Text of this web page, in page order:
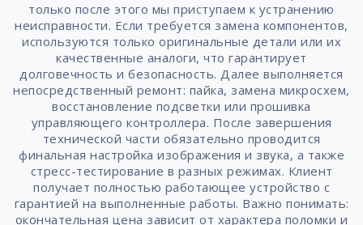
только после этого мы приступаем к устранению
неисправности. Если требуется замена компонентов,
используются только оригинальные детали или их
качественные аналоги, что гарантирует
долговечность и безопасность. Далее выполняется
непосредственный ремонт: пайка, замена микросхем,
восстановление подсветки или прошивка
управляющего контроллера. После завершения
технической части обязательно проводится
финальная настройка изображения и звука, а также
стресс-тестирование в разных режимах. Клиент
получает полностью работающее устройство с
гарантией на выполненные работы. Важно понимать:
окончательная цена зависит от характера поломки и